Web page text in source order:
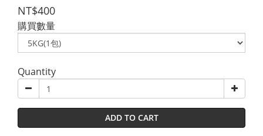
NT$400
購買數量
Quantity
ADD TO CART